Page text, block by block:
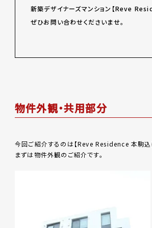
新築デザイナーズマンション【Reve
ぜひお問い合わせくださいませ。
物件外観・共用部分
今回ご紹介するのは【Reve Residence 本駒込(
まずは物件外観のご紹介です。